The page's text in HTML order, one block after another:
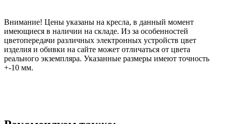
Внимание! Цены указаны на кресла, в данный момент
имеющиеся в наличии на складе. Из за особенностей
цветопередачи различных электронных устройств цвет
изделия и обивки на сайте может отличаться от цвета
реального экземпляра. Указанные размеры имеют точность
+-10 мм.